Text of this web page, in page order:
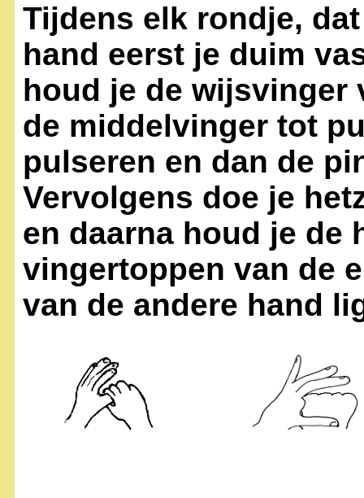
Tijdens elk rondje,
hand eerst je duim
houd je de wijsvinger
de middelvinger tot
pulseren en dan de
Vervolgens doe je
en daarna houd je de
vingertoppen van de
van de andere hand